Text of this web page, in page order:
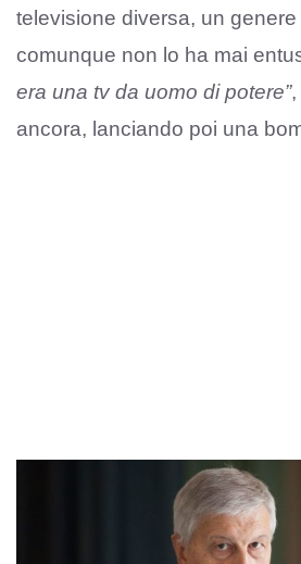
televisione diversa, un
comunque non lo ha mai
era una tv da uomo di potere”,
ancora, lanciando poi una